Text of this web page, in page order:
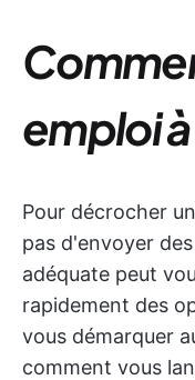
emploi
Pour décrocher
pas d'envoyer
adéquate peut
rapidement des
vous démarquer
comment vous